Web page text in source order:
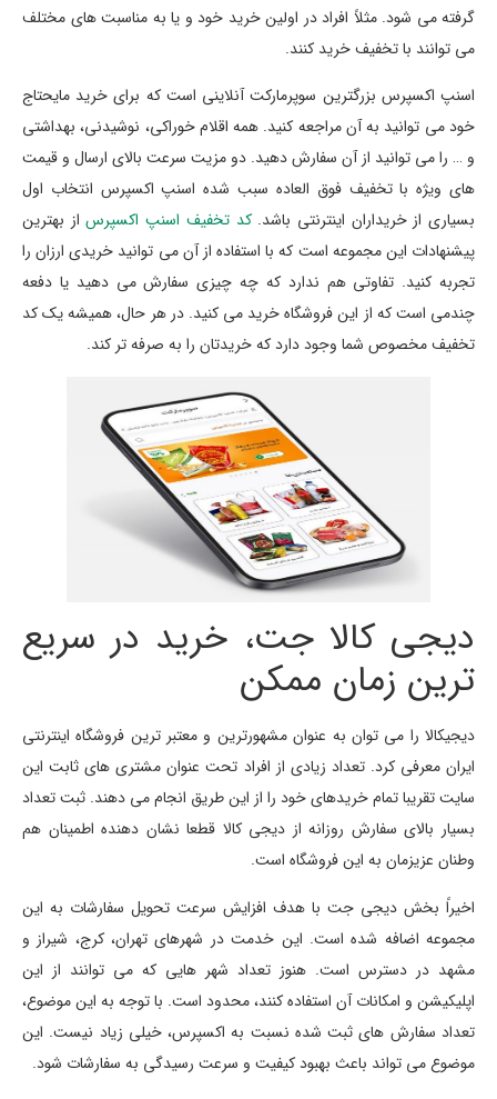
گرفته می شود. مثلاً افراد در اولین خرید خود و یا به مناسبت های مختلف
می توانند با تخفیف خرید کنند.
اسنپ اکسپرس بزرگترین سوپرمارکت آنلاینی است که برای خرید مایحتاج
خود می توانید به آن مراجعه کنید. همه اقلام خوراکی، نوشیدنی، بهداشتی
و … را می توانید از آن سفارش دهید. دو مزیت سرعت بالای ارسال و قیمت
های ویژه با تخفیف فوق العاده سبب شده اسنپ اکسپرس انتخاب اول
بسیاری از خریداران اینترنتی باشد.کد تخفیف اسنپ اکسپرساز بهترین
پیشنهادات این مجموعه است که با استفاده از آن می توانید خریدی ارزان را
تجربه کنید. تفاوتی هم ندارد که چه چیزی سفارش می دهید یا دفعه
چندمی است که از این فروشگاه خرید می کنید. در هر حال، همیشه یک کد
تخفیف مخصوص شما وجود دارد که خریدتان را به صرفه تر کند.
دیجی کالا جت، خرید در سریع
ترین زمان ممکن
دیجیکالا را می توان به عنوان مشهورترین و معتبر ترین فروشگاه اینترنتی
ایران معرفی کرد. تعداد زیادی از افراد تحت عنوان مشتری های ثابت این
سایت تقریبا تمام خریدهای خود را از این طریق انجام می دهند. ثبت تعداد
بسیار بالای سفارش روزانه از دیجی کالا قطعا نشان دهنده اطمینان هم
وطنان عزیزمان به این فروشگاه است.
اخیراً بخش دیجی جت با هدف افزایش سرعت تحویل سفارشات به این
مجموعه اضافه شده است. این خدمت در شهرهای تهران، کرج، شیراز و
مشهد در دسترس است. هنوز تعداد شهر هایی که می توانند از این
اپلیکیشن و امکانات آن استفاده کنند، محدود است. با توجه به این موضوع،
تعداد سفارش های ثبت شده نسبت به اکسپرس، خیلی زیاد نیست. این
موضوع می تواند باعث بهبود کیفیت و سرعت رسیدگی به سفارشات شود.